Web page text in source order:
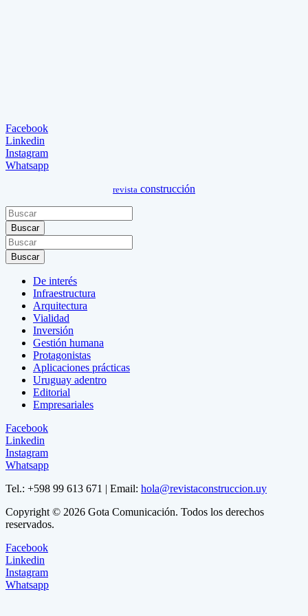
Facebook
Linkedin
Instagram
Whatsapp
revista construcción
Buscar
Buscar
De interés
Infraestructura
Arquitectura
Vialidad
Inversión
Gestión humana
Protagonistas
Aplicaciones prácticas
Uruguay adentro
Editorial
Empresariales
Facebook
Linkedin
Instagram
Whatsapp
Tel.: +598 99 613 671 | Email: hola@revistaconstruccion.uy
Copyright © 2026 Gota Comunicación. Todos los derechos
reservados.
Facebook
Linkedin
Instagram
Whatsapp